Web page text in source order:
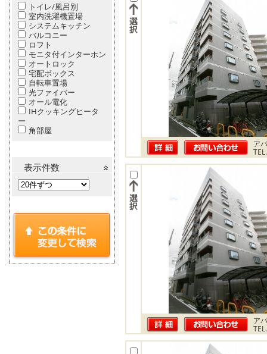
トイレ/風呂別
室内洗濯機置場
システムキッチン
バルコニー
ロフト
モニタ付インターホン
オートロック
宅配ボックス
自転車置場
光ファイバー
オール電化
IHクッキングヒータ
ー
角部屋
表示件数
ア
ア